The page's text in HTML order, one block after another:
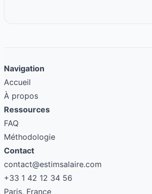
Navigation
Accueil
À propos
Ressources
FAQ
Méthodologie
Contact
contact@estimsalaire.com
+33 1 42 12 34 56
Paris, France